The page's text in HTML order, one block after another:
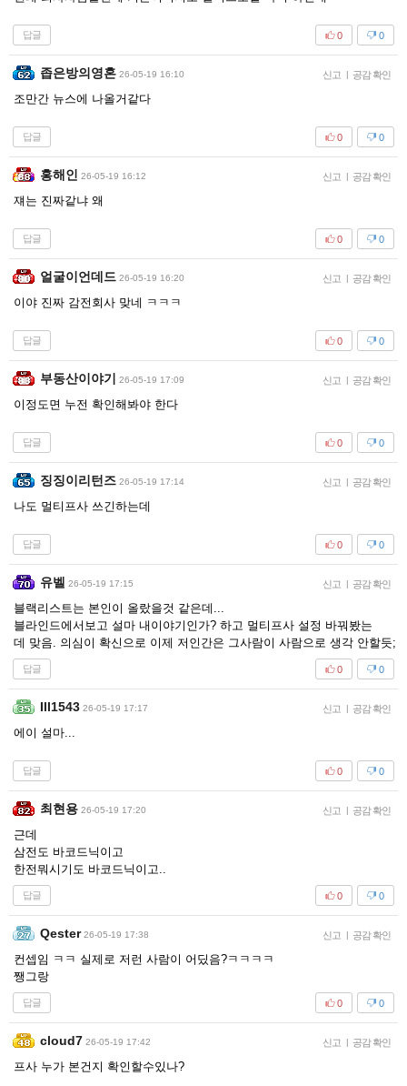
답글 0
0
좁은방의영혼 26-05-19 16:10 신고 | 공감 확인
조만간 뉴스에 나올거같다
답글 0
0
홍해인 26-05-19 16:12 신고 | 공감 확인
쟤는 진짜같냐 왜
답글 0
0
얼굴이언데드 26-05-19 16:20 신고 | 공감 확인
이야 진짜 감전회사 맞네 ㅋㅋㅋ
답글 0
0
부동산이야기 26-05-19 17:09 신고 | 공감 확인
이정도면 누전 확인해봐야 한다
답글 0
0
징징이리턴즈 26-05-19 17:14 신고 | 공감 확인
나도 멀티프사 쓰긴하는데
답글 0
0
유벨 26-05-19 17:15 신고 | 공감 확인
블랙리스트는 본인이 올랐을것 같은데...
블라인드에서보고 설마 내이야기인가? 하고 멀티프사 설정 바꿔봤는
데 맞음. 의심이 확신으로 이제 저인간은 그사람이 사람으로 생각 안할듯;
답글 0
0
Ill1543 26-05-19 17:17 신고 | 공감 확인
에이 설마...
답글 0
0
최현용 26-05-19 17:20 신고 | 공감 확인
근데
삼전도 바코드닉이고
한전뭐시기도 바코드닉이고..
답글 0
0
Qester 26-05-19 17:38 신고 | 공감 확인
컨셉임 ㅋㅋ 실제로 저런 사람이 어딨음?ㅋㅋㅋㅋ
쨍그랑
답글 0
0
cloud7 26-05-19 17:42 신고 | 공감 확인
프사 누가 본건지 확인할수있나?